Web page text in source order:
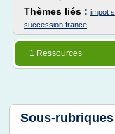
Thèmes liés : impot
succession france
1 Ressources
Sous-rubriques